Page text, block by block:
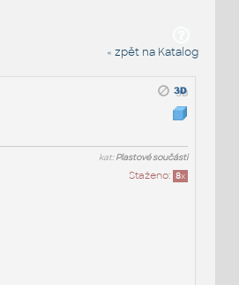
« zpět na Katalog
kat:Plastové součásti
Staženo: 8x